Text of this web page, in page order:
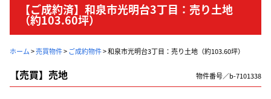
【ご成約済】和泉市光明台3丁目：売り土地
（約103.60坪）
ホーム>売買物件>ご成約物件>和泉市光明台3丁目：売り土地（約103.60坪）
【売買】売地 物件番号／b-7101338